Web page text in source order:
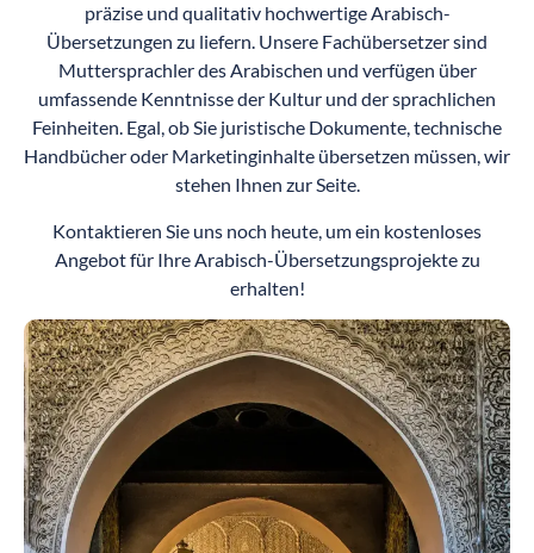
präzise und qualitativ hochwertige Arabisch-
Übersetzungen zu liefern. Unsere Fachübersetzer sind
Muttersprachler des Arabischen und verfügen über
umfassende Kenntnisse der Kultur und der sprachlichen
Feinheiten. Egal, ob Sie juristische Dokumente, technische
Handbücher oder Marketinginhalte übersetzen müssen, wir
stehen Ihnen zur Seite.
Kontaktieren Sie uns noch heute, um ein kostenloses
Angebot für Ihre Arabisch-Übersetzungsprojekte zu
erhalten!